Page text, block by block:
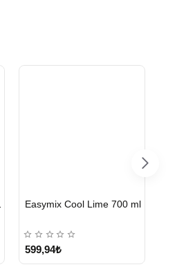
GÖNDERİ
Easymix Cool Lime 700 ml
599,94₺